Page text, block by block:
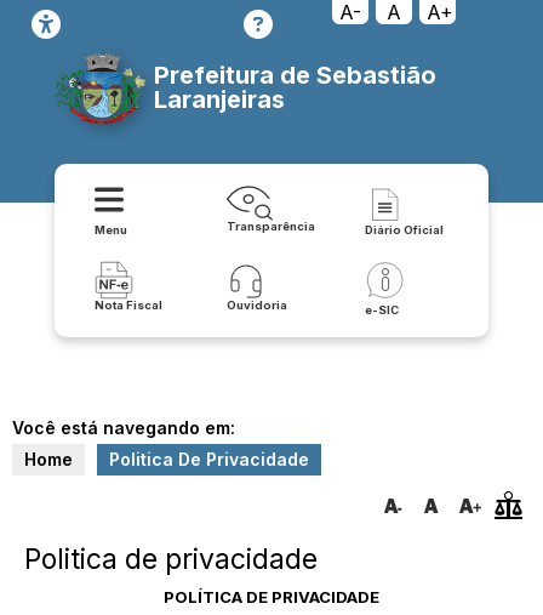
A- A A+
Prefeitura de Sebastião
Laranjeiras
Menu Transparência Diário Oficial
Nota Fiscal Ouvidoria e-SIC
Você está navegando em:
Home
Politica De Privacidade
Politica de privacidade
POLÍTICA DE PRIVACIDADE